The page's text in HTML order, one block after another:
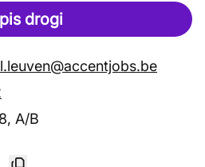
drogi
A/B